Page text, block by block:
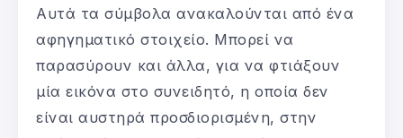
Αυτά τα σύμβολα ανακαλούνται από ένα
αφηγηματικό στοιχείο. Μπορεί να
παρασύρουν και άλλα, για να φτιάξουν
μία εικόνα στο συνειδητό, η οποία δεν
είναι αυστηρά προσδιορισμένη, στην